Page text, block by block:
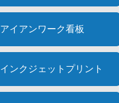
アイアンワーク看板
インクジェットプリント